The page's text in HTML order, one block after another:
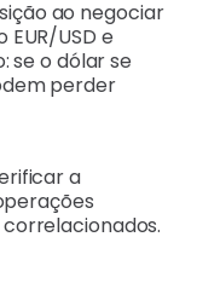
ao negociar
USD e
se o dólar se
perder
a